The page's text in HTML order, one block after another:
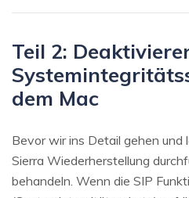
Teil 2:
dem Mac
Bevor wir ins Detail gehen und
Sierra Wiederherstellung
behandeln. Wenn die SIP